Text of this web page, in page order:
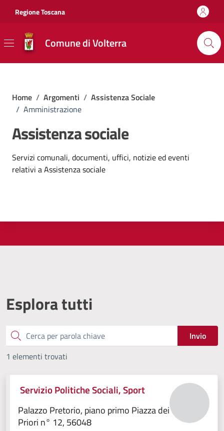
Regione Toscana
Comune di Volterra
Home / Argomenti / Assistenza Sociale
/ Amministrazione
Assistenza sociale
Dettagli dell'argomento
Servizi comunali, documenti, uffici, notizie ed eventi
relativi a Assistenza sociale
Esplora tutti
Cerca
Invio
1 elementi trovati
Servizio Politiche Sociali, Sport
Palazzo Pretorio, piano primo Piazza dei
Priori n° 12, 56048